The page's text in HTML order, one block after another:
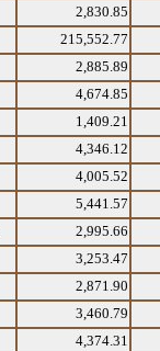
2,830.85
215,552.77
2,885.89
4,674.85
1,409.21
4,346.12
4,005.52
5,441.57
2,995.66
3,253.47
2,871.90
3,460.79
4,374.31